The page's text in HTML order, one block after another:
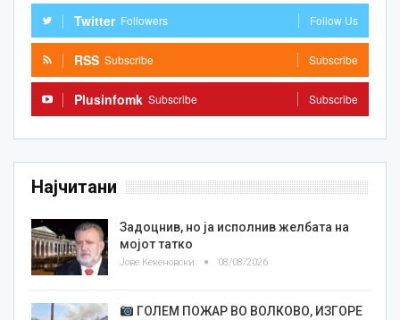
Twitter Followers Follow Us
RSS Subscribe Subscribe
Plusinfomk Subscribe Subscribe
Најчитани
Задоцнив, но ја исполнив желбата на
мојот татко
Јове Кекеновски 08/08/2026
ГОЛЕМ ПОЖАР ВО ВОЛКОВО, ИЗГОРЕ